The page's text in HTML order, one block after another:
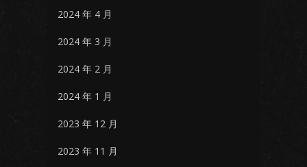
2024 年 4 月
2024 年 3 月
2024 年 2 月
2024 年 1 月
2023 年 12 月
2023 年 11 月